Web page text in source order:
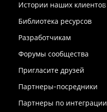
Истории наших клиентов
Библиотека ресурсов
Разработчикам
Форумы сообщества
Пригласите друзей
Партнеры-посредники
Партнеры по интеграции